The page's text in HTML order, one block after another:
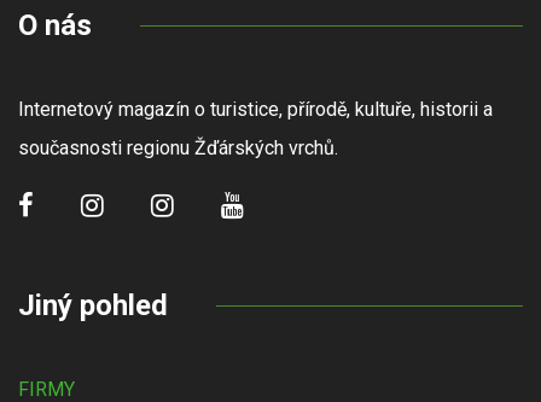
O nás
Internetový magazín o turistice, přírodě, kultuře, historii a
současnosti regionu Žďárských vrchů.
Jiný pohled
FIRMY